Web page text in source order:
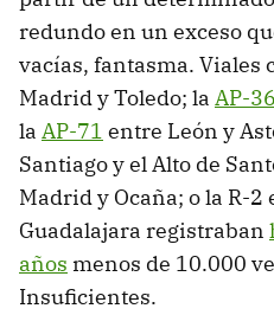
redundo en un exceso
vacías, fantasma. Viales
Madrid y Toledo; la AP-36
la AP-71 entre León y
Santiago y el Alto de
Madrid y Ocaña; o la R-
Guadalajara registraban
años menos de 10.000
Insuficientes.